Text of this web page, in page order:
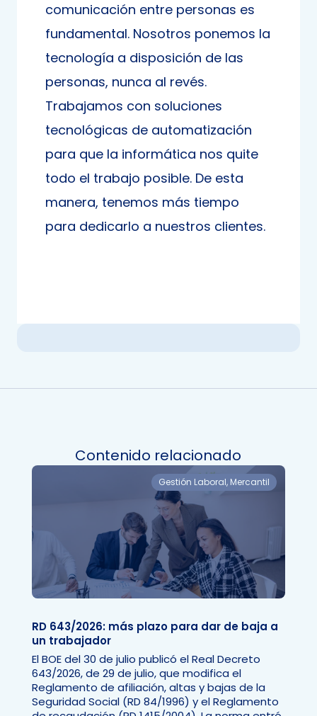
comunicación entre personas es
fundamental. Nosotros ponemos la
tecnología a disposición de las
personas, nunca al revés.
Trabajamos con soluciones
tecnológicas de automatización
para que la informática nos quite
todo el trabajo posible. De esta
manera, tenemos más tiempo
para dedicarlo a nuestros clientes.
Contenido relacionado
RD 643/2026: más plazo para dar de baja a
un trabajador
Gestión Laboral, Mercantil
El BOE del 30 de julio publicó el Real Decreto
643/2026, de 29 de julio, que modifica el
Reglamento de afiliación, altas y bajas de la
Seguridad Social (RD 84/1996) y el Reglamento